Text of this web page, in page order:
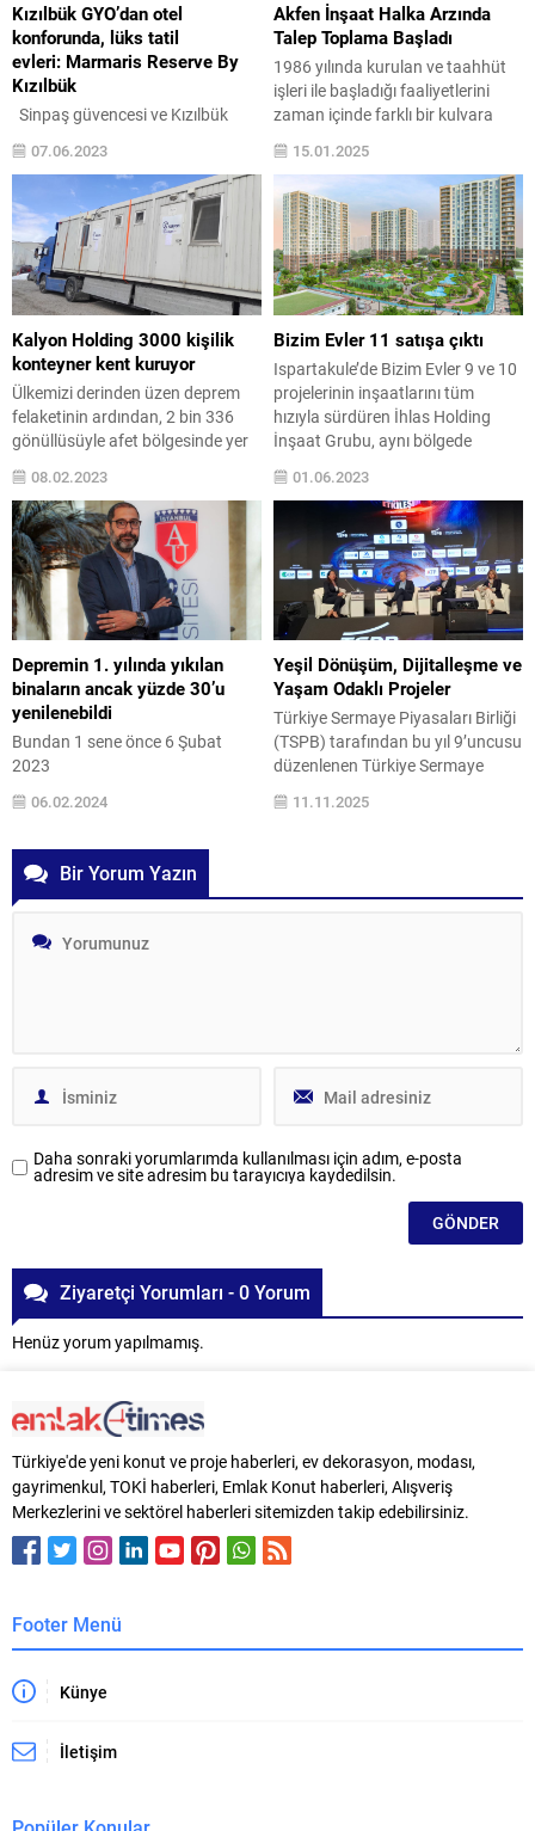
Kızılbük GYO’dan otel
konforunda, lüks tatil
evleri: Marmaris Reserve By
Kızılbük
Sinpaş güvencesi ve Kızılbük
GYO uzmanlığıyla yükselen
Marmaris Reserve by Kızılbük
projesi, konseptiyle sektörde fark
yaratmaya hazırlanıyor.
Marmaris’te denize sıfır özel bir
koyda Full Decorated & Full
Services hizmetiyle satışa çıkacak
olan proje sadece 82 özel evden
oluşuyor. Gayrimenkul
sektöründe yarım asırlık
tecrübeye sahip Sinpaş
güvencesiyle Kızılbük GYO
tarafından...
07.06.2023
Akfen İnşaat Halka Arzında
Talep Toplama Başladı
1986 yılında kurulan ve taahhüt
işleri ile başladığı faaliyetlerini
zaman içinde farklı bir kulvara
dönüştürerek Türkiye ve
yurtdışında farklı alanlarda
projeler geliştiren ve bu anlamda
önde gelen yatırım şirketi haline
gelen Akfen İnşaat Turizm ve
Ticaret A.Ş.’nin talep toplama
işlemleri başladı. Halka arz
başvurusu Sermaye Piyasası
Kurulu (SPK) tarafından
onaylanan Akfen İnşaat Turizm...
15.01.2025
Kalyon Holding 3000 kişilik
konteyner kent kuruyor
Ülkemizi derinden üzen deprem
felaketinin ardından, 2 bin 336
gönüllüsüyle afet bölgesinde yer
alan; barınmadan enkaz kaldırma
teçhizatı ve makinelerine; gıda,
giysi ve ilaç yardımlarından
psikolojik desteğe tüm imkânlarını
seferber eden Kalyon Holding,
Gaziantep’in İslâhiye ilçesine 3 bin
kişilik konteyner kent kurmak için
harekete geçti. Kahramanmaraş
ve Gaziantep’te meydana...
08.02.2023
Bizim Evler 11 satışa çıktı
Ispartakule’de Bizim Evler 9 ve 10
projelerinin inşaatlarını tüm
hızıyla sürdüren İhlas Holding
İnşaat Grubu, aynı bölgede
geliştirdiği serinin en yenisi olan
Bizim Evler 11’ de satışları
başlattı. İnşaat sektöründe 30
yılı aşkın deneyimiyle yaklaşık 25
bin aileyi ev sahibi yapan İhlas
Holding İnşaat Grubu, yeni projesi
Bizim Evler...
01.06.2023
Depremin 1. yılında yıkılan
binaların ancak yüzde 30’u
yenilenebildi
Bundan 1 sene önce 6 Şubat
2023
tarihinde Kahramanmaraş’ın
Pazarcık ve Elbistan ilçelerinde
Mw 7.7 ve Mw 7.6 büyüklüğünde
iki deprem meydana geldi. Resmî
açıklamalara göre 50 bin üzerinde
can kaybı ve depremler sebebiyle
bölge genelinde toplam 200
06.02.2024
Yeşil Dönüşüm, Dijitalleşme ve
Yaşam Odaklı Projeler
Türkiye Sermaye Piyasaları Birliği
(TSPB) tarafından bu yıl 9’uncusu
düzenlenen Türkiye Sermaye
Piyasaları Kongresi, 4–5 Kasım
2025 tarihlerinde gerçekleştirildi.
11.11.2025
Bir Yorum Yazın
Daha sonraki yorumlarımda kullanılması için adım, e-posta
adresim ve site adresim bu tarayıcıya kaydedilsin.
Ziyaretçi Yorumları - 0 Yorum
Henüz yorum yapılmamış.
Türkiye'de yeni konut ve proje haberleri, ev dekorasyon, modası,
gayrimenkul, TOKİ haberleri, Emlak Konut haberleri, Alışveriş
Merkezlerini ve sektörel haberleri sitemizden takip edebilirsiniz.
Footer Menü
Künye
İletişim